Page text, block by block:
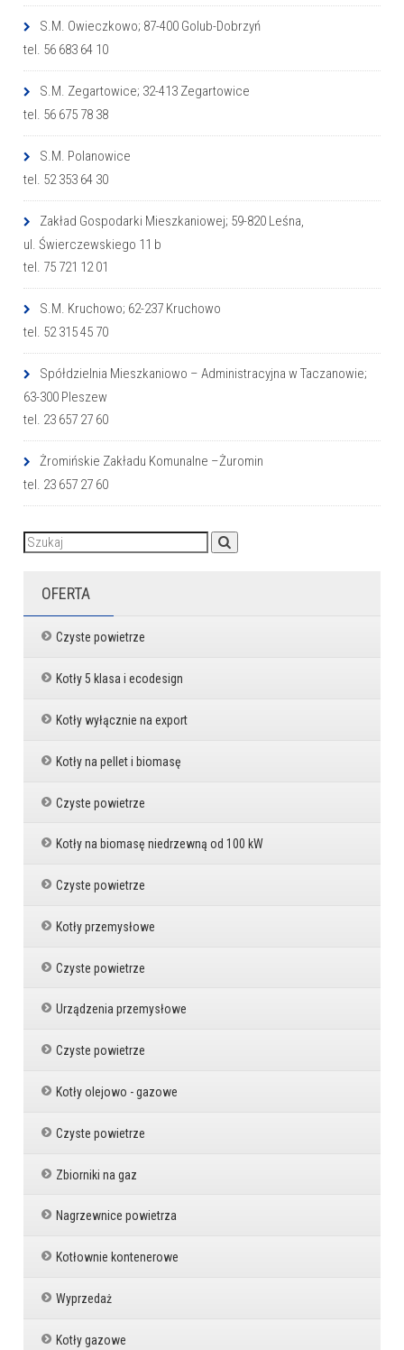
S.M. Owieczkowo; 87-400 Golub-Dobrzyń
tel. 56 683 64 10
S.M. Zegartowice; 32-413 Zegartowice
tel. 56 675 78 38
S.M. Polanowice
tel. 52 353 64 30
Zakład Gospodarki Mieszkaniowej; 59-820 Leśna,
ul. Świerczewskiego 11 b
tel. 75 721 12 01
S.M. Kruchowo; 62-237 Kruchowo
tel. 52 315 45 70
Spółdzielnia Mieszkaniowo – Administracyjna w Taczanowie;
63-300 Pleszew
tel. 23 657 27 60
Żromińskie Zakładu Komunalne –Żuromin
tel. 23 657 27 60
OFERTA
Czyste powietrze
Kotły 5 klasa i ecodesign
Kotły wyłącznie na export
Kotły na pellet i biomasę
Czyste powietrze
Kotły na biomasę niedrzewną od 100 kW
Czyste powietrze
Kotły przemysłowe
Czyste powietrze
Urządzenia przemysłowe
Czyste powietrze
Kotły olejowo - gazowe
Czyste powietrze
Zbiorniki na gaz
Nagrzewnice powietrza
Kotłownie kontenerowe
Wyprzedaż
Kotły gazowe